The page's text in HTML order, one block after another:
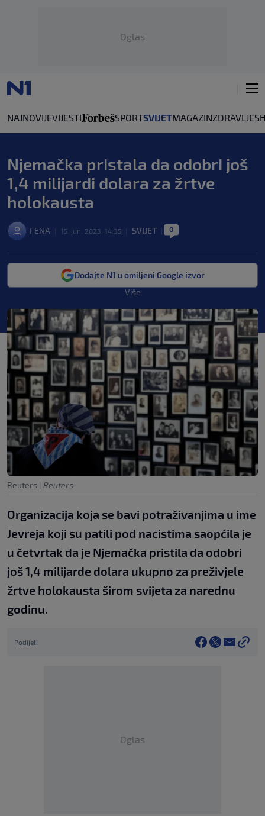
Oglas
NAJNOVIJEVIJESTI SPORTSVIJETMAGAZINZDRAVLJE
Njemačka pristala da odobri još
1,4 milijardi dolara za žrtve
holokausta
FENA 15. jun. 2023. 14:35 SVIJET 0
Dodajte N1 u omiljeni Google izvor
Više
Reuters | Reuters
Organizacija koja se bavi potraživanjima u ime
Jevreja koji su patili pod nacistima saopćila je
u četvrtak da je Njemačka pristila da odobri
još 1,4 milijarde dolara ukupno za preživjele
žrtve holokausta širom svijeta za narednu
godinu.
Podijeli
Oglas